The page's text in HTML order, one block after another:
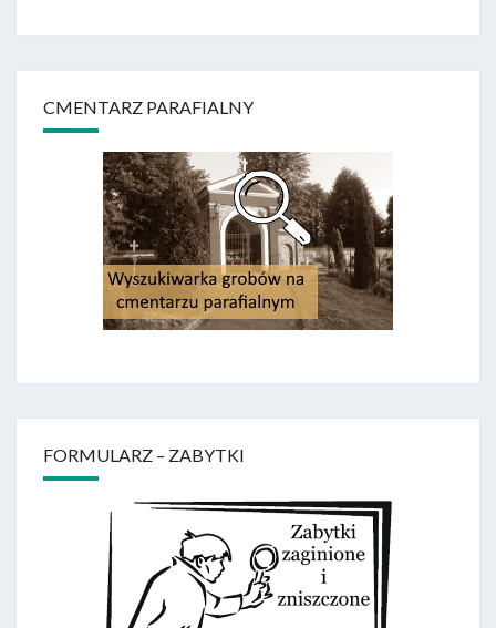
CMENTARZ PARAFIALNY
FORMULARZ – ZABYTKI